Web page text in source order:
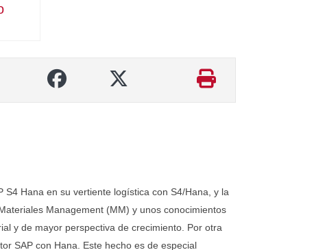
Hana en su vertiente logística con S4/Hana, y la
Management (MM) y unos conocimientos
y de mayor perspectiva de crecimiento. Por otra
SAP con Hana. Este hecho es de especial